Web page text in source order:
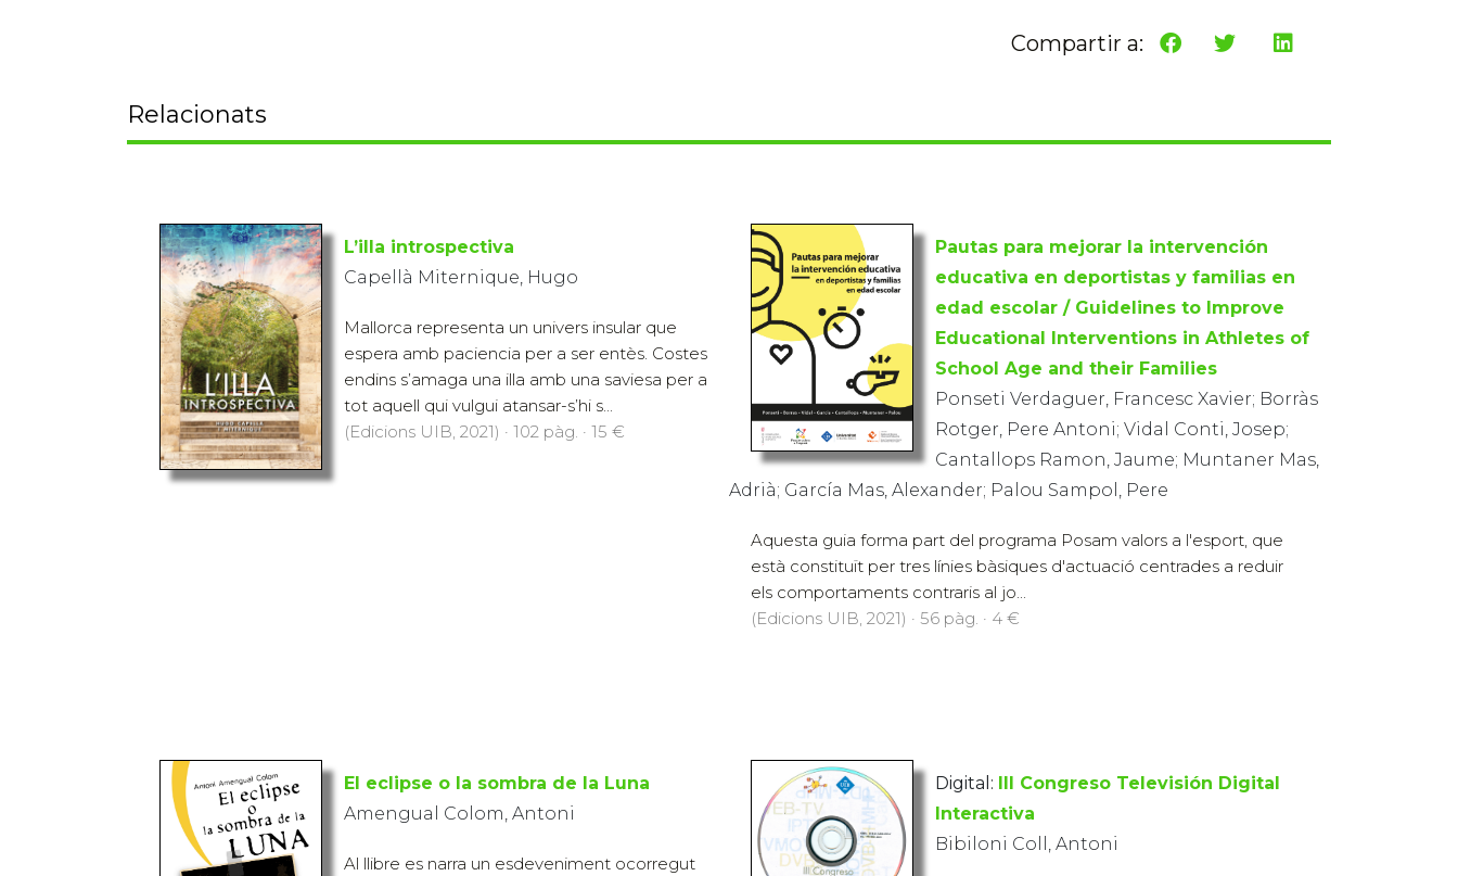
Compartir a:
Relacionats
L’illa introspectiva
Capellà Miternique, Hugo
Mallorca representa un univers insular que
espera amb paciencia per a ser entès. Costes
endins s’amaga una illa amb una saviesa per a
tot aquell qui vulgui atansar-s’hi s...
(Edicions UIB, 2021) · 102 pàg. · 15 €
Pautas para mejorar la intervención
educativa en deportistas y familias en
edad escolar / Guidelines to Improve
Educational Interventions in Athletes of
School Age and their Families
Ponseti Verdaguer, Francesc Xavier; Borràs
Rotger, Pere Antoni; Vidal Conti, Josep;
Cantallops Ramon, Jaume; Muntaner Mas,
Adrià; García Mas, Alexander; Palou Sampol, Pere
Aquesta guia forma part del programa Posam valors a l'esport, que
està constituït per tres línies bàsiques d'actuació centrades a reduir
els comportaments contraris al jo...
(Edicions UIB, 2021) · 56 pàg. · 4 €
El eclipse o la sombra de la Luna
Amengual Colom, Antoni
Al llibre es narra un esdeveniment ocorregut
Digital: III Congreso Televisión Digital
Interactiva
Bibiloni Coll, Antoni